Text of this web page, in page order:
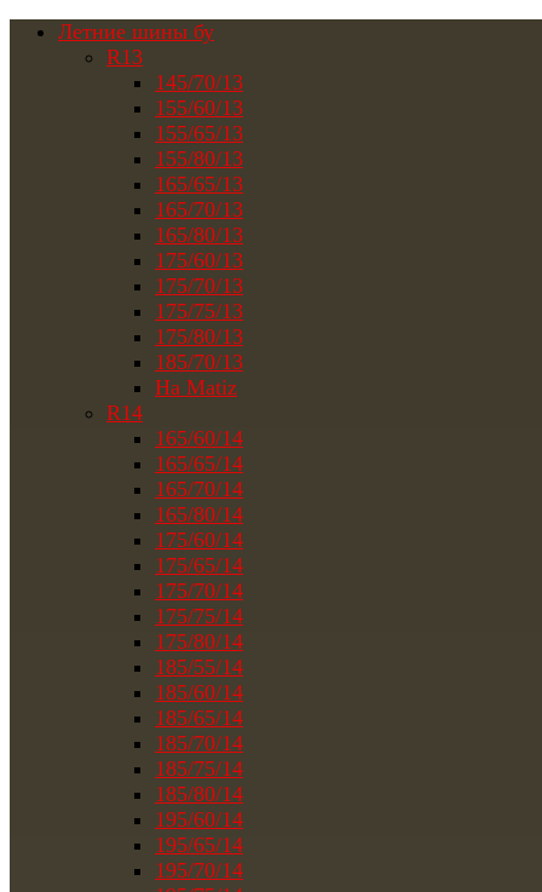
Летние шины бу
R13
145/70/13
155/60/13
155/65/13
155/80/13
165/65/13
165/70/13
165/80/13
175/60/13
175/70/13
175/75/13
175/80/13
185/70/13
На Matiz
R14
165/60/14
165/65/14
165/70/14
165/80/14
175/60/14
175/65/14
175/70/14
175/75/14
175/80/14
185/55/14
185/60/14
185/65/14
185/70/14
185/75/14
185/80/14
195/60/14
195/65/14
195/70/14